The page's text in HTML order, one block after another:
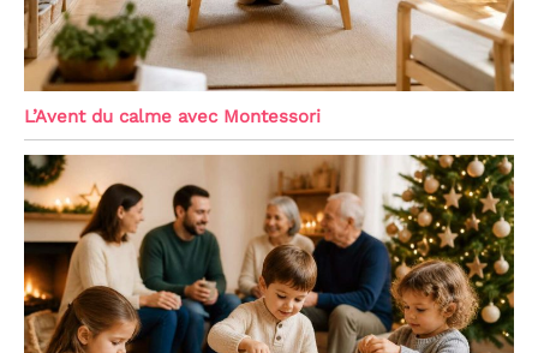
L’Avent du calme avec Montessori